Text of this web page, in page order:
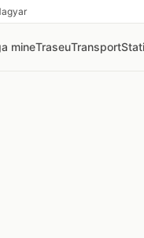
mineTraseuTransport